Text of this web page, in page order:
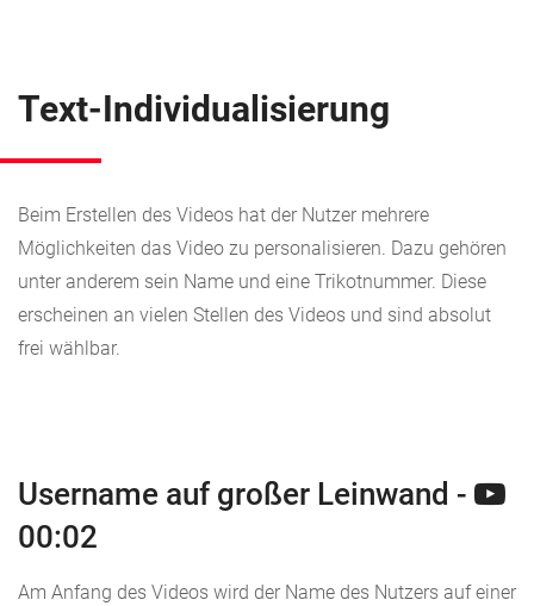
Text-Individualisierung
Beim Erstellen des Videos hat der Nutzer mehrere
Möglichkeiten das Video zu personalisieren. Dazu gehören
unter anderem sein Name und eine Trikotnummer. Diese
erscheinen an vielen Stellen des Videos und sind absolut
frei wählbar.
Username auf großer Leinwand -
00:02
Am Anfang des Videos wird der Name des Nutzers auf einer